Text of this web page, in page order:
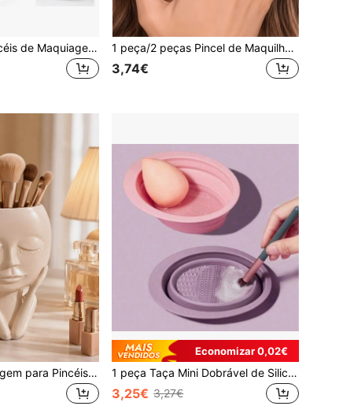
Limpador de Pincéis de Maquiagem Elétrico 3 em 1 com Secador e Suporte, Ferramenta Portátil e Automática de Limpeza de Pincéis de Maquiagem USB, Adequado para Conjuntos de Pincéis de Maquiagem de Diversos Tamanhos, Incluindo Pincéis de Contorno, Pincéis de Sombra e Pincéis de Blush 1 peça/2 peças Pincel de Maquilhagem para Olhos/Ferramenta Auxiliar para Sombra de Olhos - Molde Rápido para Maquilhagem/Molde para Sombra de Olhos, Adequado para Iniciantes, Cria Facilmente Maquilhagem para Olhos em Qualquer Hora e Lugar, Adequado como Presente ou Essencial de Viagem
3,74€
Suporte de Secagem para Pincéis de Maquilhagem, Suporte Organizador e Armazenamento para Pincéis Cosméticos, para Lavar, Secar e Secar ao Ar, Acessórios de Arrumação para Ferramentas de Beleza, Bancada de Casa de Banho e Penteadeira
Economizar 0,02€
1 peça Taça Mini Dobrável de Silicone, Taça para Limpeza de Pincéis de Maquilhagem, Lavador de Pincéis de Maquilhagem Multitextura, Taça Reutilizável para Limpeza de Ferramentas de Beleza, Limpeza Profunda de Pincéis de Maquilhagem, Opções de Tamanho
3,25€ 3,27€